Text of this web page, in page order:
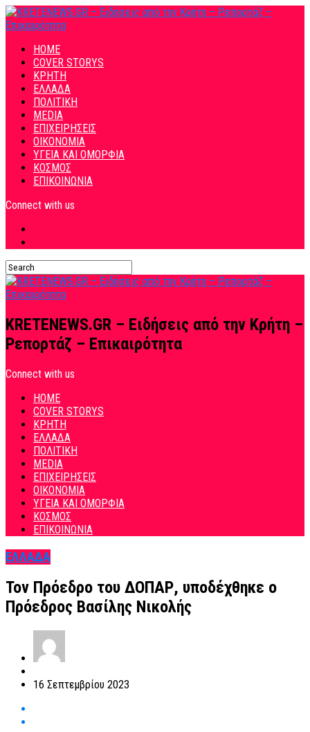
HOME
COVER STORYS
ΚΡΗΤΗ
ΕΛΛΑΔΑ
ΠΟΛΙΤΙΚΗ
MEDIA
ΕΠΙΧΕΙΡΗΣΕΙΣ
ΟΙΚΟΝΟΜΙΑ
ΥΓΕΙΑ ΚΑΙ ΟΜΟΡΦΙΑ
ΚΟΣΜΟΣ
ΕΠΙΚΟΙΝΩΝΙΑ
Connect with us
KRETENEWS.GR – Ειδήσεις από την Κρήτη –
Ρεπορτάζ – Επικαιρότητα
Connect with us
HOME
COVER STORYS
ΚΡΗΤΗ
ΕΛΛΑΔΑ
ΠΟΛΙΤΙΚΗ
MEDIA
ΕΠΙΧΕΙΡΗΣΕΙΣ
ΟΙΚΟΝΟΜΙΑ
ΥΓΕΙΑ ΚΑΙ ΟΜΟΡΦΙΑ
ΚΟΣΜΟΣ
ΕΠΙΚΟΙΝΩΝΙΑ
ΕΛΛΑΔΑ
Τον Πρόεδρο του ΔΟΠΑΡ, υποδέχθηκε ο
Πρόεδρος Βασίλης Νικολής
16 Σεπτεμβρίου 2023